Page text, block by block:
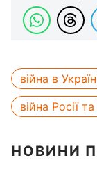
війна в
війна Росії
НОВИНИ